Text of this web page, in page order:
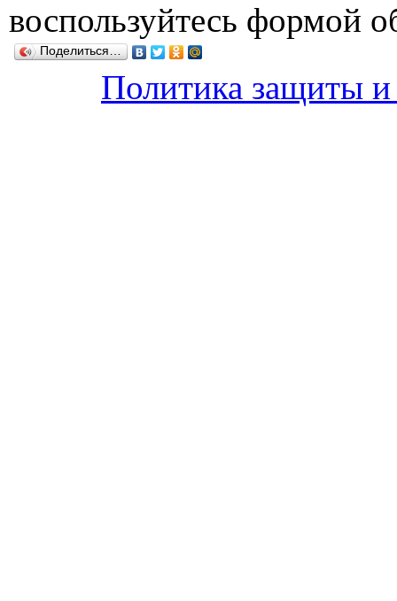
воспользуйтесь формой
Поделиться…
Политика защиты